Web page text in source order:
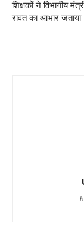
शिक्षकों ने विभागीय
रावत का आभार जताया